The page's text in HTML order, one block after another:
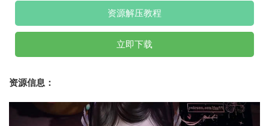
资源解压教程
立即下载
资源信息：